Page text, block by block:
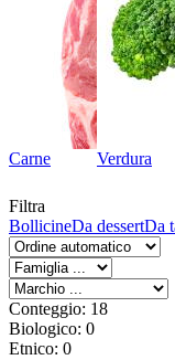
Carne Verdura
Filtra
BollicineDa dessertDa
Conteggio: 18
Biologico: 0
Etnico: 0